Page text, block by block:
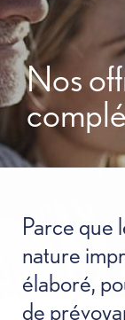
Nos
Parce que
nature
élaboré,
de